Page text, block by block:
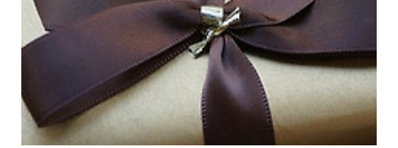
고급 지갑추천 이유: 매일 사용할 수 있는 실용..